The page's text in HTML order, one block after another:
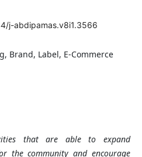
j-abdipamas.v8i1.3566
Brand, Label, E-Commerce
that are able to expand
the community and encourage